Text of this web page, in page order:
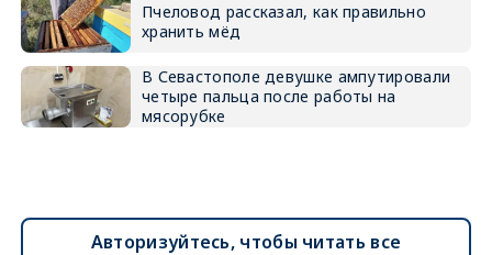
Пчеловод рассказал, как правильно
хранить мёд
В Севастополе девушке ампутировали
четыре пальца после работы на
мясорубке
Авторизуйтесь, чтобы читать все